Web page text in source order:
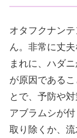
オタフクナン
ん。非常に丈夫
まれに、ハダ
が原因である
とで、予防や対
アブラムシが
取り除くか、